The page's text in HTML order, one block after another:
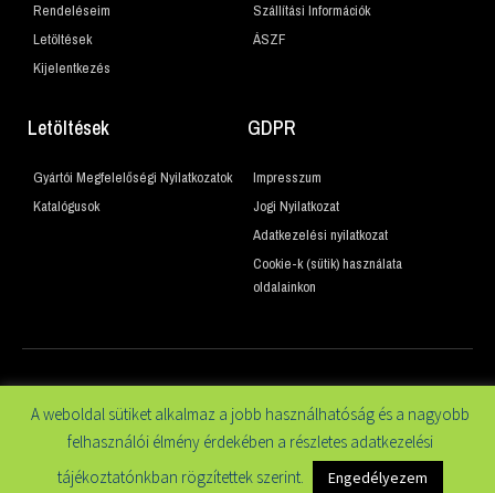
Rendeléseim
Letöltések
Kijelentkezés
Szállítási Információk
ÁSZF
Letöltések
Gyártói Megfelelőségi Nyilatkozatok
Katalógusok
GDPR
Impresszum
Jogi Nyilatkozat
Adatkezelési nyilatkozat
Cookie-k (sütik) használata
oldalainkon
© 2019 Minden jog fenntartva
A weboldal sütiket alkalmaz a jobb használhatóság és a nagyobb
felhasználói élmény érdekében a részletes adatkezelési
tájékoztatónkban rögzítettek szerint.
Engedélyezem